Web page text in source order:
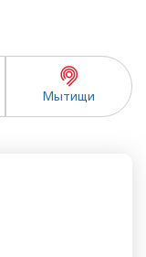
Мытищи